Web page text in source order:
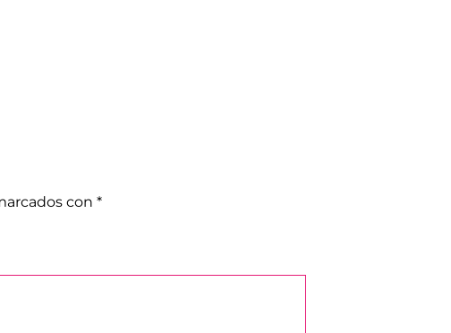
con *